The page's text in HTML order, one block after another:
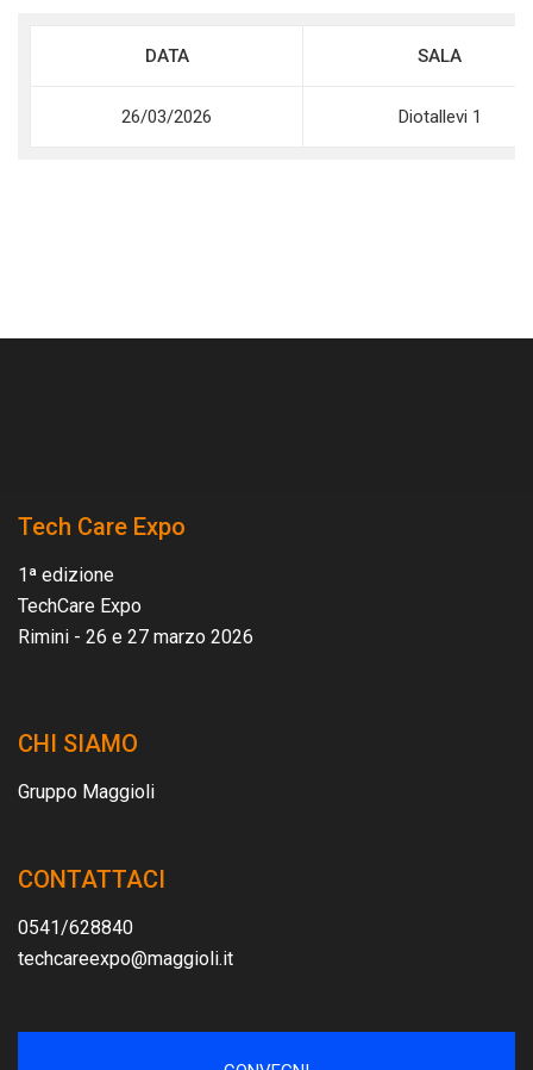
DATA SALA
26/03/2026 Diotallevi 1
Tech Care Expo
1ª edizione
TechCare Expo
Rimini - 26 e 27 marzo 2026
CHI SIAMO
Gruppo Maggioli
CONTATTACI
0541/628840
techcareexpo@maggioli.it